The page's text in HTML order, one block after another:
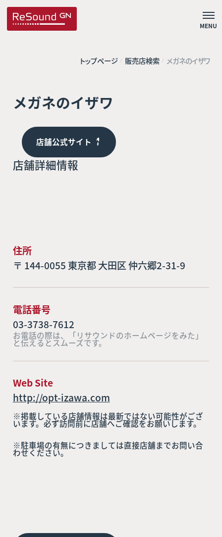
MENU
トップページ 販売店検索 メガネのイザワ
メガネのイザワ
店舗公式サイト
店舗詳細情報
住所
〒 144-0055 東京都 大田区 仲六郷2-31-9
電話番号
03-3738-7612
お電話の際は、「リサウンドのホームページをみた」
と伝えるとスムーズです。
Web Site
http://opt-izawa.com
※掲載している店舗情報は最新ではない可能性がござ
います。必ず訪問前に店舗へご確認をお願いします。
※駐車場の有無につきましては直接店舗までお問い合
わせください。